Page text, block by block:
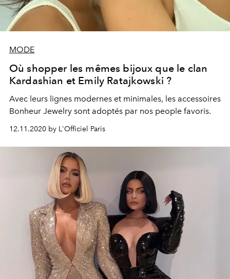
MODE
Où shopper les mêmes bijoux que le clan
Kardashian et Emily Ratajkowski ?
Avec leurs lignes modernes et minimales, les accessoires
Bonheur Jewelry sont adoptés par nos people favoris.
12.11.2020 by L'Officiel Paris